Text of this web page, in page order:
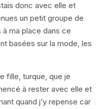
donc avec elle et
un petit groupe de
ma place dans ce
basées sur la mode, les
fille, turque, que je
à rester avec elle et
quand j’y repense car